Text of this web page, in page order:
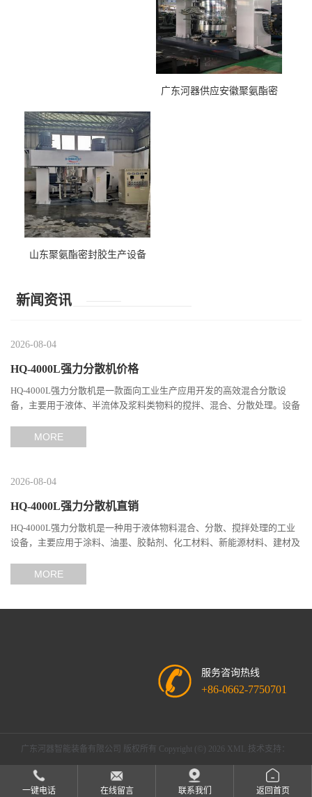
广东河器供应安徽聚氨酯密
山东聚氨酯密封胶生产设备
新闻资讯
2026-08-04
HQ-4000L强力分散机价格
HQ-4000L强力分散机是一款面向工业生产应用开发的高效混合分散设
备，主要用于液体、半流体及浆料类物料的搅拌、混合、分散处理。设备
MORE
2026-08-04
HQ-4000L强力分散机直销
HQ-4000L强力分散机是一种用于液体物料混合、分散、搅拌处理的工业
设备，主要应用于涂料、油墨、胶黏剂、化工材料、新能源材料、建材及
MORE
服务咨询热线
+86-0662-7750701
广东河器智能装备有限公司 版权所有 Copyright (©) 2026 XML 技术支持：
盖德化工网
一键电话
在线留言 联系我们 返回首页